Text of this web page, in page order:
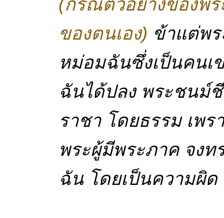
(กรณีตัวอย่างของพ
ของตนเอง) ข้าแต่พ
หม่อมฉันซึ่งเป็นคน
ฉันได้ปลง พระชนม์
ราชา โดยธรรม เพ
พระผู้มีพระภาค จง
ฉัน โดยเป็นความผิด